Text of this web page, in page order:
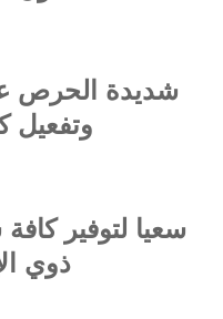
شديدة الحرص
وتفعيل
سعيا لتوفير
ذوي